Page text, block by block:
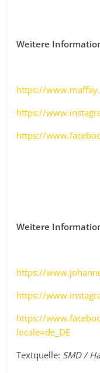
Weitere
https://
https://
https://
Weitere
https://
https://
https://
locale=de_DE
Textquelle: SMD /